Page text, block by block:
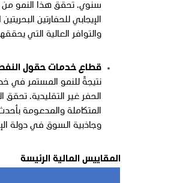
الإيجابي للحفارتين
والتوافر العالية التي
قطاع خدمات حقول
نتيجةً للنمو المستمر في
الحفر غير التقليدية.
المتكاملة والمدعومة
وجاذبية السوق في دولة
المقاييس المالية الرئيسة